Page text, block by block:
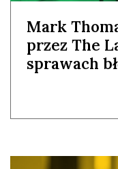
Mark
przez The
sprawach